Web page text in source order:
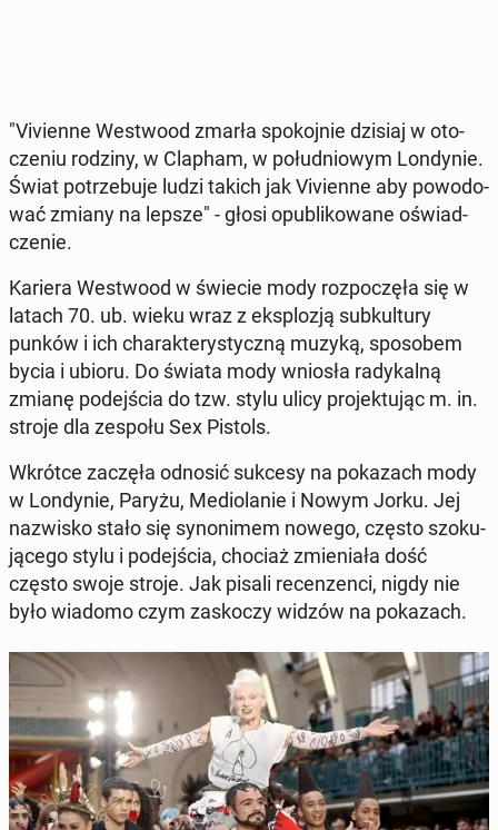
"Vi­vien­ne We­stwo­od zmarła spo­koj­nie dzisiaj w oto­
cze­niu rodziny, w Clapham, w po­łu­dnio­wym Lon­dy­nie.
Świat po­trze­bu­je ludzi takich jak Vi­vien­ne aby po­wo­do­
wać zmiany na lepsze" - głosi opu­bli­ko­wa­ne oświad­
cze­nie.
Kariera We­stwo­od w świecie mody roz­po­czę­ła się w
latach 70. ub. wieku wraz z eks­plo­zją sub­kul­tu­ry
punków i ich cha­rak­te­ry­stycz­ną muzyką, spo­so­bem
bycia i ubioru. Do świata mody wniosła ra­dy­kal­ną
zmianę po­dej­ścia do tzw. stylu ulicy pro­jek­tu­jąc m. in.
stroje dla zespołu Sex Pistols.
Wkrótce zaczęła odnosić sukcesy na po­ka­zach mody
w Lon­dy­nie, Paryżu, Me­dio­la­nie i Nowym Jorku. Jej
na­zwi­sko stało się sy­no­ni­mem nowego, często szo­ku­
ją­ce­go stylu i po­dej­ścia, chociaż zmie­nia­ła dość
często swoje stroje. Jak pisali re­cen­zen­ci, nigdy nie
było wiadomo czym za­sko­czy widzów na po­ka­zach.